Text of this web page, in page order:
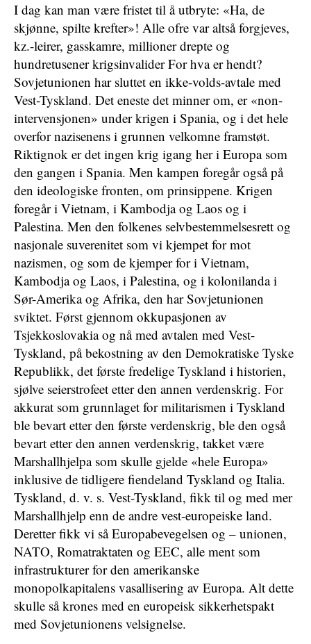
I dag kan man være fristet til å utbryte: «Ha, de
skjønne, spilte krefter»! Alle ofre var altså forgjeves,
kz.-leirer, gasskamre, millioner drepte og
hundretusener krigsinvalider For hva er hendt?
Sovjetunionen har sluttet en ikke-volds-avtale med
Vest-Tyskland. Det eneste det minner om, er «non-
intervensjonen» under krigen i Spania, og i det hele
overfor nazisenens i grunnen velkomne framstøt.
Riktignok er det ingen krig igang her i Europa som
den gangen i Spania. Men kampen foregår også på
den ideologiske fronten, om prinsippene. Krigen
foregår i Vietnam, i Kambodja og Laos og i
Palestina. Men den folkenes selvbestemmelsesrett og
nasjonale suverenitet som vi kjempet for mot
nazismen, og som de kjemper for i Vietnam,
Kambodja og Laos, i Palestina, og i kolonilanda i
Sør-Amerika og Afrika, den har Sovjetunionen
sviktet. Først gjennom okkupasjonen av
Tsjekkoslovakia og nå med avtalen med Vest-
Tyskland, på bekostning av den Demokratiske Tyske
Republikk, det første fredelige Tyskland i historien,
sjølve seierstrofeet etter den annen verdenskrig. For
akkurat som grunnlaget for militarismen i Tyskland
ble bevart etter den første verdenskrig, ble den også
bevart etter den annen verdenskrig, takket være
Marshallhjelpa som skulle gjelde «hele Europa»
inklusive de tidligere fiendeland Tyskland og Italia.
Tyskland, d. v. s. Vest-Tyskland, fikk til og med mer
Marshallhjelp enn de andre vest-europeiske land.
Deretter fikk vi så Europabevegelsen og – unionen,
NATO, Romatraktaten og EEC, alle ment som
infrastrukturer for den amerikanske
monopolkapitalens vasallisering av Europa. Alt dette
skulle så krones med en europeisk sikkerhetspakt
med Sovjetunionens velsignelse.